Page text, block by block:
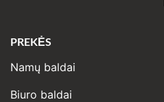
PREKĖS
Namų baldai
Biuro baldai